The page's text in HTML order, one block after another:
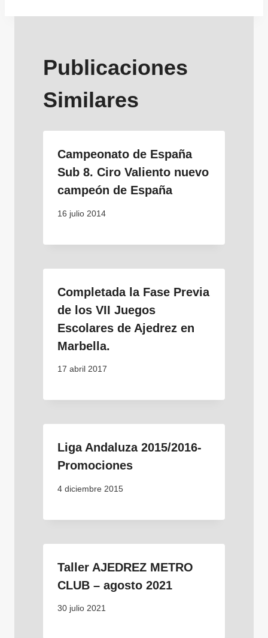
Publicaciones
Similares
Campeonato de España
Sub 8. Ciro Valiento nuevo
campeón de España
16 julio 2014
Completada la Fase Previa
de los VII Juegos
Escolares de Ajedrez en
Marbella.
17 abril 2017
Liga Andaluza 2015/2016-
Promociones
4 diciembre 2015
Taller AJEDREZ METRO
CLUB – agosto 2021
30 julio 2021